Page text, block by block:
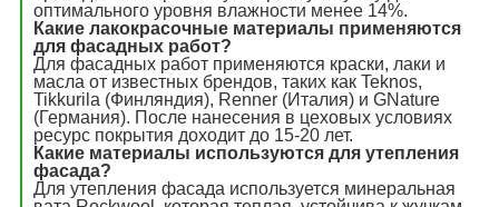
оптимального уровня влажности менее 14%.
Какие лакокрасочные материалы применяются
для фасадных работ?
Для фасадных работ применяются краски, лаки и
масла от известных брендов, таких как Teknos,
Tikkurila (Финляндия), Renner (Италия) и GNature
(Германия). После нанесения в цеховых условиях
ресурс покрытия доходит до 15-20 лет.
Какие материалы используются для утепления
фасада?
Для утепления фасада используется минеральная